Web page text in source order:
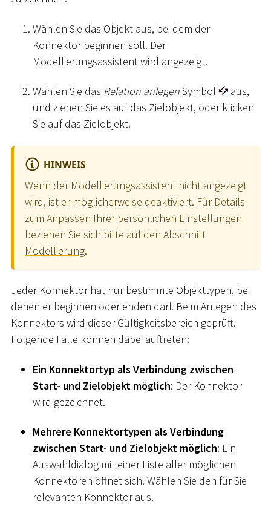
Wählen Sie das Objekt aus, bei dem der
Konnektor beginnen soll. Der
Modellierungsassistent wird angezeigt.
Wählen Sie das Relation anlegenSymbol
aus,
und ziehen Sie es auf das Zielobjekt, oder klicken
Sie auf das Zielobjekt.
HINWEIS
Wenn der Modellierungsassistent nicht angezeigt
wird, ist er möglicherweise deaktiviert. Für Details
zum Anpassen Ihrer persönlichen Einstellungen
beziehen Sie sich bitte auf den Abschnitt
Modellierung.
Jeder Konnektor hat nur bestimmte Objekttypen, bei
denen er beginnen oder enden darf. Beim Anlegen des
Konnektors wird dieser Gültigkeitsbereich geprüft.
Folgende Fälle können dabei auftreten:
Ein Konnektortyp als Verbindung zwischen
Start- und Zielobjekt möglich: Der Konnektor
wird gezeichnet.
Mehrere Konnektortypen als Verbindung
zwischen Start- und Zielobjekt möglich: Ein
Auswahldialog mit einer Liste aller möglichen
Konnektoren öffnet sich. Wählen Sie den für Sie
relevanten Konnektor aus.